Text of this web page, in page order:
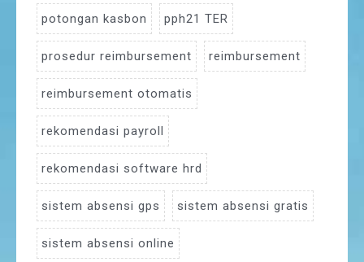
potongan kasbon pph21 TER
prosedur reimbursement reimbursement
reimbursement otomatis
rekomendasi payroll
rekomendasi software hrd
sistem absensi gps sistem absensi gratis
sistem absensi online